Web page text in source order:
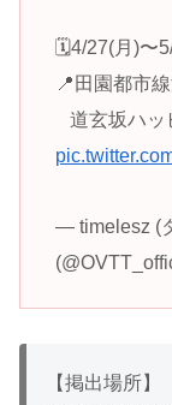
🗓️4/27(月)〜
📍田園都市
⠀道玄坂ハ
— timelesz (
【掲出場所】